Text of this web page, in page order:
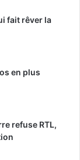
fait rêver la
en plus
refuse RTL,